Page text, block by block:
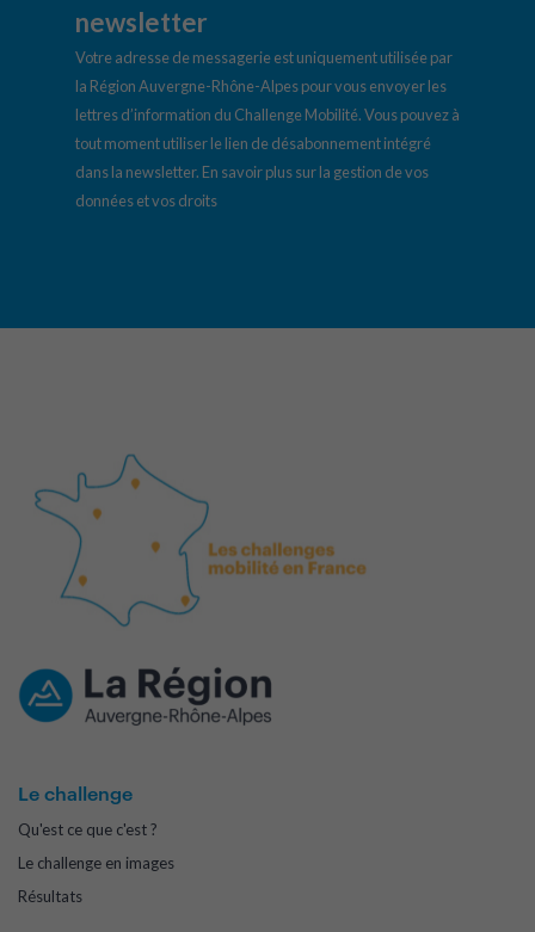
newsletter
Votre adresse de messagerie est uniquement utilisée par
la Région Auvergne-Rhône-Alpes pour vous envoyer les
lettres d’information du Challenge Mobilité. Vous pouvez à
tout moment utiliser le lien de désabonnement intégré
dans la newsletter. En savoir plus sur la gestion de vos
données et vos droits
Le challenge
Qu'est ce que c'est ?
Le challenge en images
Résultats